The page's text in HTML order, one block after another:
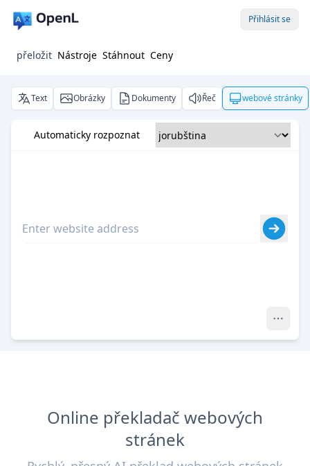
Přihlásit se
přeložit Nástroje Stáhnout Ceny
Text Obrázky Dokumenty Řeč webové stránky
Automaticky rozpoznat
Online překladač webových
stránek